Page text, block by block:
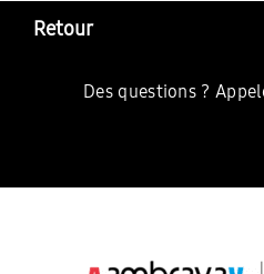
Retour
Des questions ?